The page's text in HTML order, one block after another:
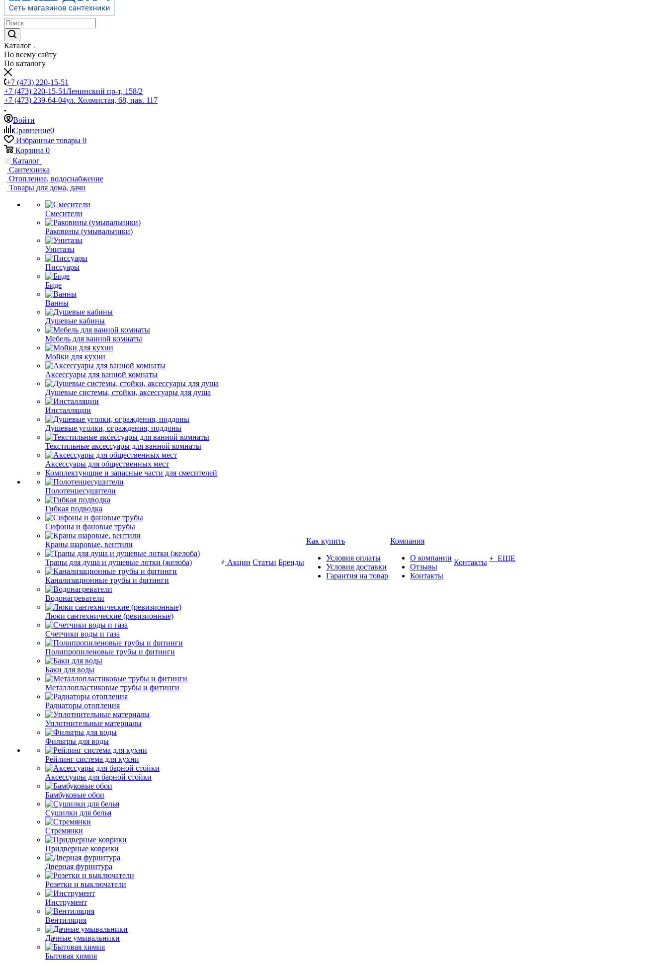
Каталог
По всему сайту
По каталогу
+7 (473) 220-15-51
+7 (473) 220-15-51Ленинский пр-т, 158/2
+7 (473) 239-64-04ул. Холмистая, 68, пав. 117
Войти
Сравнение0
Избранные товары 0
Корзина 0
Каталог
Сантехника
Отопление, водоснабжение
Товары для дома, дачи
Смесители
Раковины (умывальники)
Унитазы
Писсуары
Биде
Ванны
Душевые кабины
Мебель для ванной комнаты
Мойки для кухни
Аксессуары для ванной комнаты
Душевые системы, стойки, аксессуары для душа
Инсталляции
Душевые уголки, ограждения, поддоны
Текстильные аксессуары для ванной комнаты
Аксессуары для общественных мест
Комплектующие и запасные части для смесителей
Полотенцесушители
Гибкая подводка
Сифоны и фановые трубы
Краны шаровые, вентили
Трапы для душа и душевые лотки (желоба)
Канализационные трубы и фитинги
Водонагреватели
Люки сантехнические (ревизионные)
Счетчики воды и газа
Полипропиленовые трубы и фитинги
Баки для воды
Металлопластиковые трубы и фитинги
Радиаторы отопления
Уплотнительные материалы
Фильтры для воды
Рейлинг система для кухни
Аксессуары для барной стойки
Бамбуковые обои
Сушилки для белья
Стремянки
Придверные коврики
Дверная фурнитура
Розетки и выключатели
Инструмент
Вентиляция
Дачные умывальники
Бытовая химия
Акции Статьи Бренды
Как купить
Условия оплаты
Условия доставки
Гарантия на товар
Компания
О компании
Отзывы
Контакты
Контакты + ЕЩЕ